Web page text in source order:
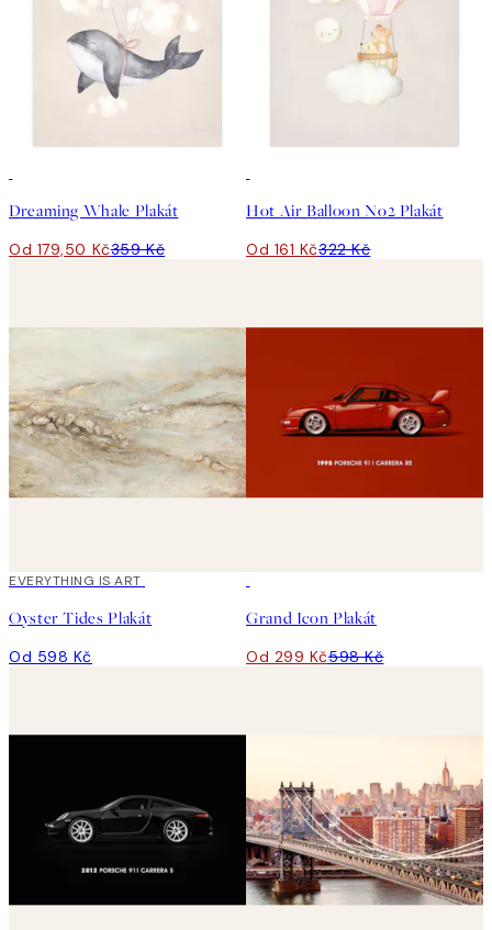
Dreaming Whale Plakát
Od 179,50 Kč359 Kč
Hot Air Balloon No2 Plakát
Od 161 Kč322 Kč
EVERYTHING IS ART
Oyster Tides Plakát
Od 598 Kč
Grand Icon Plakát
Od 299 Kč598 Kč